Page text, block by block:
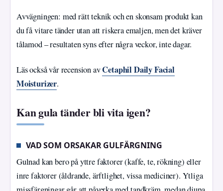
Avvägningen: med rätt teknik och en skonsam produkt kan
du få vitare tänder utan att riskera emaljen, men det kräver
tålamod – resultaten syns efter några veckor, inte dagar.
Läs också vår recension avCetaphil Daily Facial
Moisturizer.
Kan gula tänder bli vita igen?
VAD SOM ORSAKAR GULFÄRGNING
Gulnad kan bero på yttre faktorer (kaffe, te, rökning) eller
inre faktorer (åldrande, ärftlighet, vissa mediciner). Ytliga